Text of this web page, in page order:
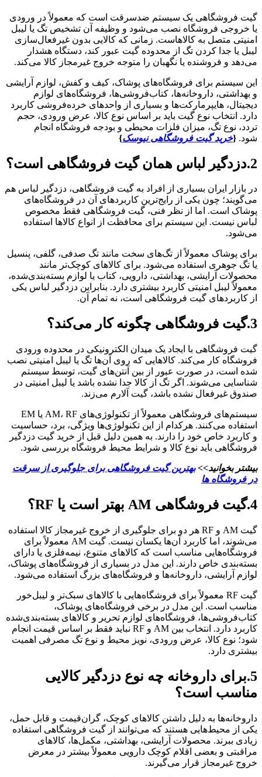
گیت فروشگاهی یک سیستم ضدسرقت است که معمولاً در ورودی
یا خروجی فروشگاه نصب می‌شود و وظیفه آن تشخیص تگ یا لیبل
امنیتی متصل به کالاهاست. زمانی که کالایی بدون غیرفعال‌سازی
لیبل یا جدا کردن تگ از محدوده گیت عبور کند، دستگاه هشدار
می‌دهد و فروشنده یا نگهبان را متوجه خروج غیرمجاز کالا می‌کند.
این سیستم برای فروشگاه‌های پوشاک، کیف و کفش، لوازم آرایشی
و بهداشتی، داروخانه‌ها، کتاب‌فروشی‌ها، فروشگاه‌های لوازم
دیجیتال، هایپرمارکت‌ها و بسیاری از واحدهای خرده‌فروشی کاربرد
دارد. انتخاب نوع گیت باید بر اساس نوع کالا، عرض ورودی، حجم
تردد، نوع تگ، میزان فلزات محیطی و بودجه فروشگاه انجام
شود. {خرید گیت فروشگاهی نیوسک}
2.دزدگیر لباس همان گیت فروشگاهی است؟
در بازار ایران بسیاری از افراد به گیت فروشگاهی، دزدگیر لباس هم
می‌گویند؛ چون یکی از رایج‌ترین کاربردهای آن در فروشگاه‌های
پوشاک است. اما از نظر فنی، گیت فروشگاهی فقط مخصوص
لباس نیست. این سیستم برای محافظت از انواع کالاها استفاده
می‌شود.
برای پوشاک معمولاً از تگ‌های سخت مانند تگ صدفی، گلفی، پنسیل
یا تگ جوهری استفاده می‌شود. برای کالاهای کوچک‌تر مانند
محصولات آرایشی، بهداشتی، دارویی، کتاب یا لوازم بسته‌بندی‌شده،
معمولاً لیبل امنیتی کاربرد بیشتری دارد. بنابراین دزدگیر لباس یکی
از کاربردهای گیت فروشگاهی است، نه تمام آن.
3.گیت فروشگاهی چگونه کار می‌کند؟
گیت فروشگاهی با ایجاد یک میدان الکترونیکی در محدوده ورودی
فروشگاه کار می‌کند. کالاهایی که روی آن‌ها تگ یا لیبل امنیتی نصب
شده است، در صورت عبور از بین آنتن‌های گیت، توسط سیستم
شناسایی می‌شوند. اگر تگ از کالا جدا نشده باشد یا لیبل امنیتی در
صندوق غیرفعال نشده باشد، گیت آلارم می‌زند.
سیستم‌های فروشگاهی معمولاً از تکنولوژی‌های AM، RF یا EM
استفاده می‌کنند. هرکدام از این تکنولوژی‌ها ویژگی، برد، حساسیت
و کاربرد خاص خود را دارند. به همین دلیل قبل از خرید گیت دزدگیر
فروشگاهی باید نوع کالا و شرایط محیط فروشگاه بررسی شود.
بیشتر بخوانید>>بهترین گیت فروشگاهی برای جلوگیری از سرقت
در فروشگاه ها
4.گیت فروشگاهی AM بهتر است یا RF؟
گیت AM و RF هر دو برای جلوگیری از خروج غیرمجاز کالا استفاده
می‌شوند، اما کاربرد آن‌ها یکسان نیست. گیت AM معمولاً برای
فروشگاه‌هایی مناسب است که کالاهای متنوع، نیمه‌فلزی یا دارای
بسته‌بندی خاص دارند. این مدل در بسیاری از فروشگاه‌های پوشاک،
لوازم آرایشی، داروخانه‌ها و فروشگاه‌های بزرگ استفاده می‌شود.
گیت RF معمولاً برای فروشگاه‌هایی با کالاهای سبک‌تر و لیبل‌خور
مناسب است. این مدل در برخی فروشگاه‌های پوشاک،
کتاب‌فروشی‌ها، فروشگاه‌های لوازم تحریر و کالاهای بسته‌بندی‌شده
کاربرد دارد. انتخاب بین AM و RF نباید فقط بر اساس قیمت انجام
شود؛ نوع کالا، عرض ورودی، نویز محیط و نوع تگ مصرفی اهمیت
بیشتری دارد.
5.برای داروخانه چه نوع دزدگیر کالایی
مناسب است؟
داروخانه‌ها به دلیل داشتن کالاهای کوچک، گران‌قیمت و قابل حمل،
یکی از محیط‌هایی هستند که می‌توانند از گیت فروشگاهی استفاده
زیادی ببرند. محصولات آرایشی، بهداشتی، مکمل‌ها، کالاهای
مراقبتی و بعضی اقلام کوچک دارویی معمولاً بیشتر در معرض
خروج غیرمجاز قرار می‌گیرند.